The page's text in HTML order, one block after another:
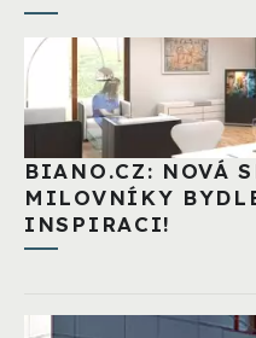
BIANO.CZ: NOVÁ
MILOVNÍKY
INSPIRACI!